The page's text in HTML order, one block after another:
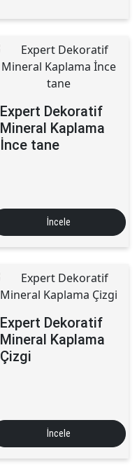
Expert Dekoratif
Mineral Kaplama
İnce tane
İncele
Expert Dekoratif
Mineral Kaplama
Çizgi
İncele